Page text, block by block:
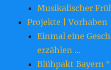
Musikalischer
Projekte | Vorhaben
Einmal eine
erzählen …
Blühpakt Bayern